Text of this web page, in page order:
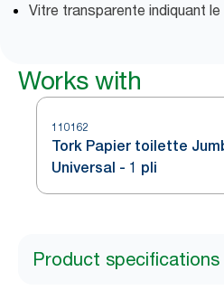
Vitre transparente indiquant
Works with
110162
Tork Papier toilette
Universal - 1 pli
Product specifications